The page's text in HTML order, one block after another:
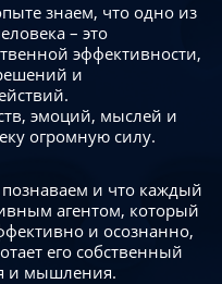
знаем, что одно из
– это
эффективности,
и
эмоций, мыслей и
огромную силу.
и что каждый
агентом, который
и осознанно,
его собственный
и мышления.